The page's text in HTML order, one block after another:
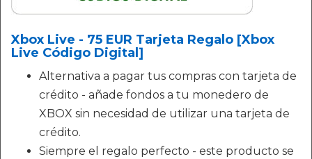
Xbox Live - 75 EUR Tarjeta Regalo [Xbox
Live Código Digital]
Alternativa a pagar tus compras con tarjeta de
crédito - añade fondos a tu monedero de
XBOX sin necesidad de utilizar una tarjeta de
crédito.
Siempre el regalo perfecto - este producto se